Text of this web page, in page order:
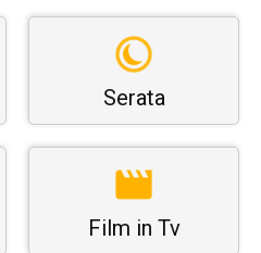
Serata
Film in Tv